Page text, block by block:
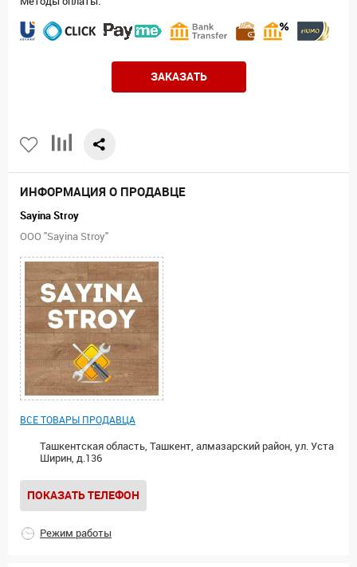
ЗАКАЗАТЬ
ИНФОРМАЦИЯ О ПРОДАВЦЕ
Sayina Stroy
ООО "Sayina Stroy"
ВСЕ ТОВАРЫ ПРОДАВЦА
Ташкентская область, Ташкент, алмазарский район, ул. Уста
Ширин, д.136
ПОКАЗАТЬ ТЕЛЕФОН
Режим работы